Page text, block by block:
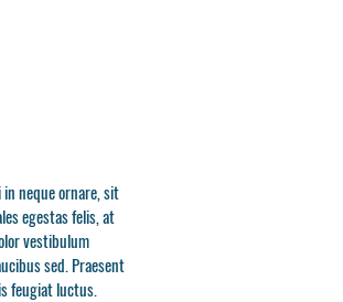
neque ornare, sit
egestas felis, at
vestibulum
sed. Praesent
feugiat luctus.